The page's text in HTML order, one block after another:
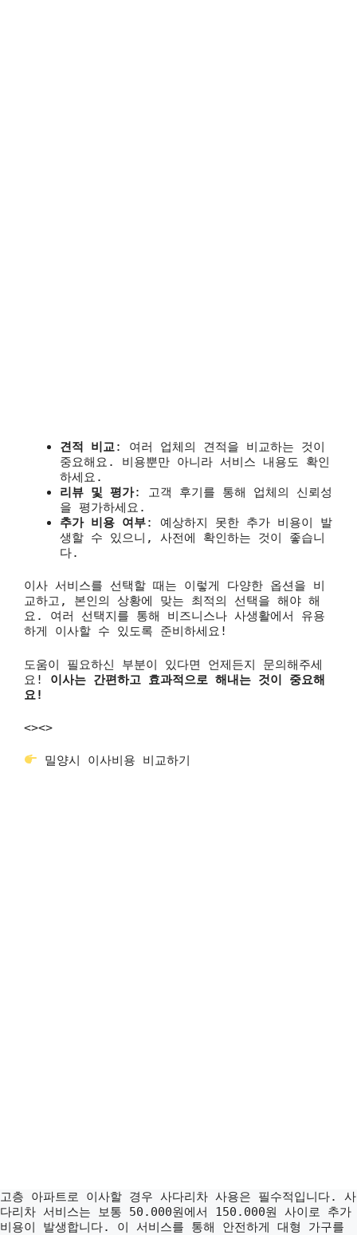
견적 비교 : 여러 업체의 견적을 비교하는 것이
중요해요. 비용뿐만 아니라 서비스 내용도 확인
하세요.
리뷰 및 평가: 고객 후기를 통해 업체의 신뢰성
을 평가하세요.
추가 비용 여부: 예상하지 못한 추가 비용이 발
생할 수 있으니, 사전에 확인하는 것이 좋습니
다.
이사 서비스를 선택할 때는 이렇게 다양한 옵션을 비
교하고, 본인의 상황에 맞는 최적의 선택을 해야 해
요. 여러 선택지를 통해 비즈니스나 사생활에서 유용
하게 이사할 수 있도록 준비하세요!
도움이 필요하신 부분이 있다면 언제든지 문의해주세
요! 이사는 간편하고 효과적으로 해내는 것이 중요해
요!
<><>
밀양시 이사비용 비교하기
고층 아파트로 이사할 경우 사다리차 사용은 필수적입니다. 사
다리차 서비스는 보통 50.000원에서 150.000원 사이로 추가
비용이 발생합니다. 이 서비스를 통해 안전하게 대형 가구를